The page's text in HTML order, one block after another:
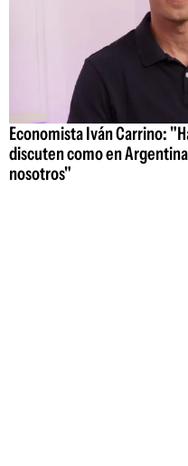
Economista Iván Carrino:
discuten como en
nosotros"